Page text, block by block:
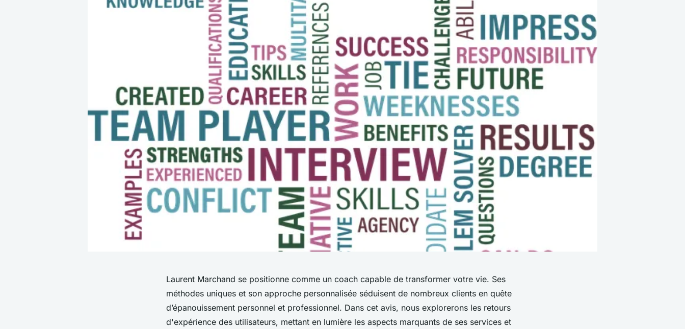
Laurent Marchand se positionne comme un coach capable de transformer votre vie. Ses
méthodes uniques et son approche personnalisée séduisent de nombreux clients en quête
d’épanouissement personnel et professionnel. Dans cet avis, nous explorerons les retours
d'expérience des utilisateurs, mettant en lumière les aspects marquants de ses services et